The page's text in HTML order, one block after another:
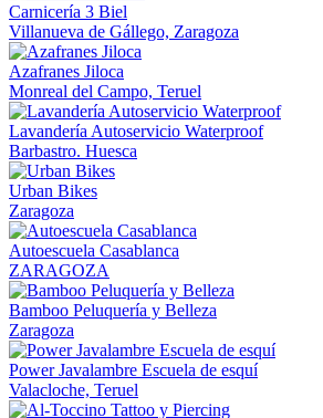
Carnicería 3 Biel
Villanueva de Gállego, Zaragoza
Azafranes Jiloca
Monreal del Campo, Teruel
Lavandería Autoservicio Waterproof
Barbastro. Huesca
Urban Bikes
Zaragoza
Autoescuela Casablanca
ZARAGOZA
Bamboo Peluquería y Belleza
Zaragoza
Power Javalambre Escuela de esquí
Valacloche, Teruel